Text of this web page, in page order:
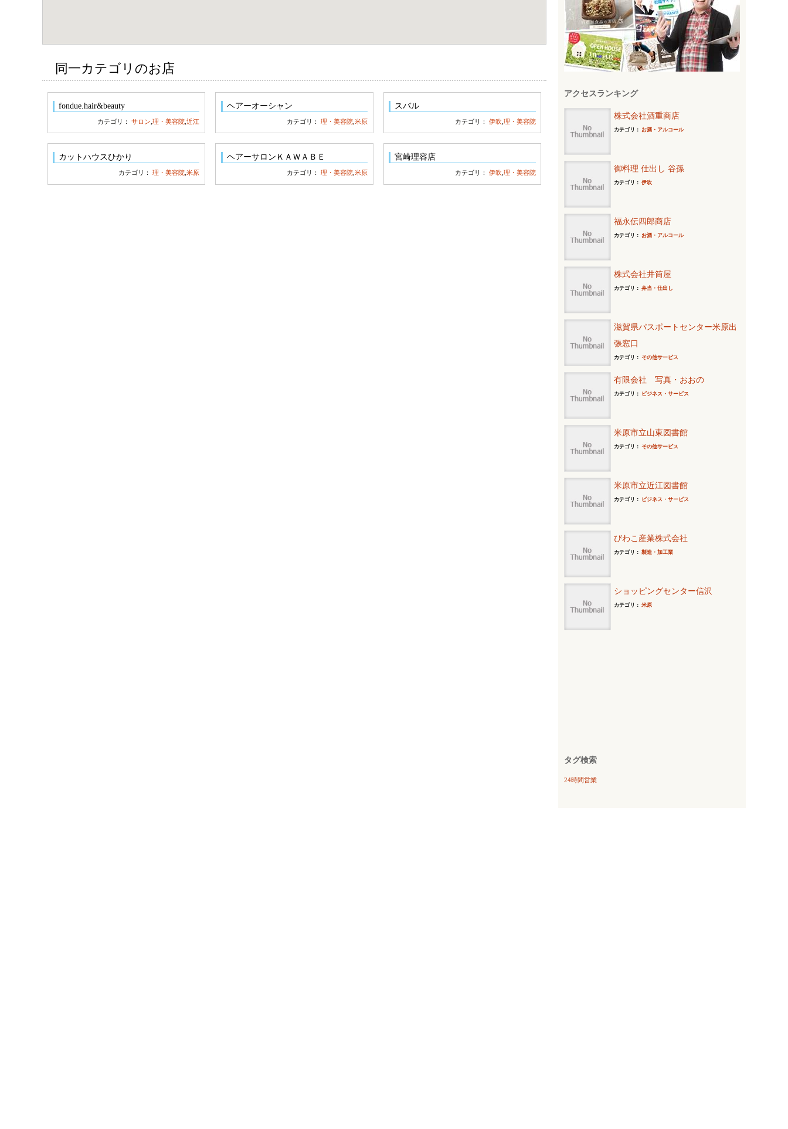
同一カテゴリのお店
fondue.hair&beauty
カテゴリ：サロン ,理・美容院 ,近江
ヘアーオーシャン
カテゴリ：理・美容院 ,米原
スバル
カテゴリ： 伊吹 理・美容院
カットハウスひかり
カテゴリ：理・美容院 ,米原
ヘアーサロンＫＡＷＡＢＥ
カテゴリ：理・美容院 ,米原
宮崎理容店
カテゴリ： 伊吹 理・美容院
アクセスランキング
株式会社酒重商店
カテゴリ： お酒・アルコール
御料理 仕出し 谷孫
カテゴリ： 伊吹
福永伝四郎商店
カテゴリ： お酒・アルコール
株式会社井筒屋
カテゴリ： 弁当・仕出し
滋賀県パスポートセンター米原出
張窓口
カテゴリ： その他サービス
有限会社 写真・おおの
カテゴリ： ビジネス・サービス
米原市立山東図書館
カテゴリ： その他サービス
米原市立近江図書館
カテゴリ： ビジネス・サービス
びわこ産業株式会社
カテゴリ： 製造・加工業
ショッピングセンター信沢
カテゴリ： 米原
タグ検索
24時間営業